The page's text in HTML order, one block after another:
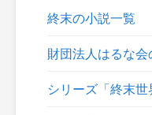
終末の小説一覧
財団法人はるな会
シリーズ「終末